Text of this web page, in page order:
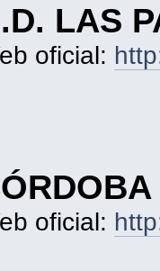
LAS
oficial:
oficial: